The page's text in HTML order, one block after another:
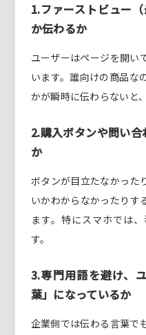
1.ファーストビュー
か伝わるか
ユーザーはページを開い
います。誰向けの商品な
かが瞬時に伝わらないと
2.購入ボタンや問い
か
ボタンが目立たなかった
いかわからなかったりす
ます。特にスマホでは
す。
3.専門用語を避け、
葉」になっているか
企業側では伝わる言葉で